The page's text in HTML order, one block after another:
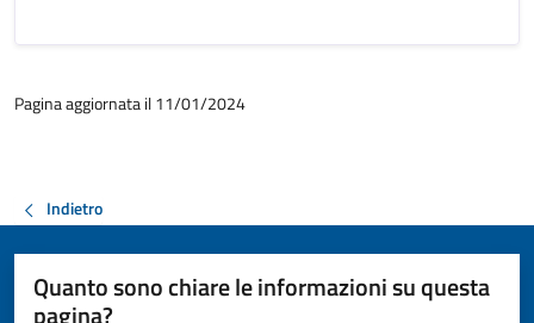
Pagina aggiornata il 11/01/2024
Indietro
Quanto sono chiare le informazioni su questa
pagina?